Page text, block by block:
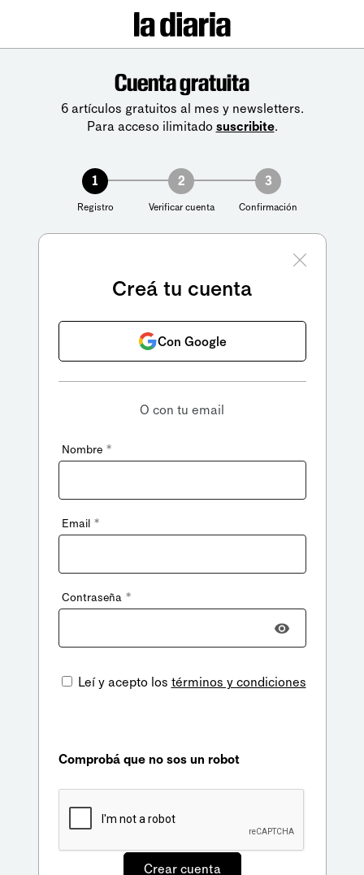
Cuenta gratuita
6 artículos gratuitos al mes y newsletters.
Para acceso ilimitado suscribite.
1
Registro
2
Verificar cuenta
3
Confirmación
Creá tu cuenta
Con Google
O con tu email
Nombre *
Email *
Contraseña *
Leí y acepto los términos y condiciones
Comprobá que no sos un robot